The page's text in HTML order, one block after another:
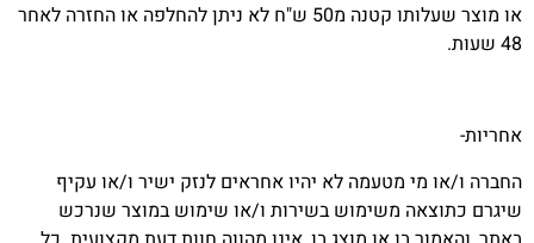
או מוצר שעלותו קטנה מ50 ש"ח לא ניתן להחלפה או החזרה לאחר
48 שעות.
אחריות-
החברה ו/או מי מטעמה לא יהיו אחראים לנזק ישיר ו/או עקיף
שיגרם כתוצאה משימוש בשירות ו/או שימוש במוצר שנרכש